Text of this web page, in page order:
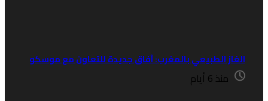
الطبيعي بالمغرب: آفاق جديدة للتعاون مع موسكو
منذ 6 أيام